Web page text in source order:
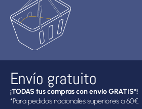
Envío gratuito
¡TODAS tus compras con envío GRATIS*!
*Para pedidos nacionales superiores a 60€.